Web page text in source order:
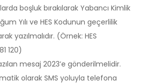
boşluk bırakılarak Yabancı Kimlik
Yılı ve HES Kodunun geçerlilik
yazılmalıdır. (Örnek: HES
120)
mesaj 2023’e gönderilmelidir.
olarak SMS yoluyla telefona